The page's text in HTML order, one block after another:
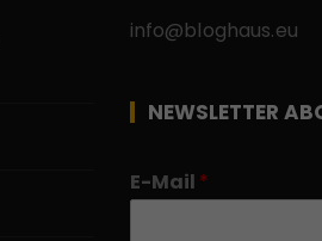
info@bloghaus.eu
NEWSLETTER
E-Mail *